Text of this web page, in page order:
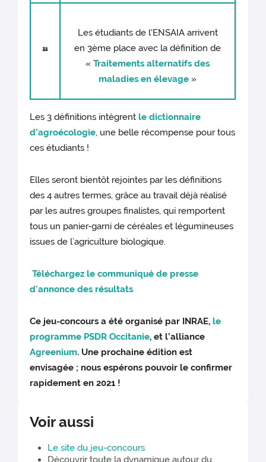
Les étudiants de l'ENSAIA arrivent
en 3ème place avec la définition de
«Traitements alternatifs des
maladies en élevage »
Les 3 définitions intègrentle dictionnaire
d’agroécologie, une belle récompense pour tous
ces étudiants !
Elles seront bientôt rejointes par les définitions
des 4 autres termes, grâce au travail déjà réalisé
par les autres groupes finalistes, qui remportent
tous un panier-garni de céréales et légumineuses
issues de l’agriculture biologique.
Téléchargez le communiqué de presse
d'annonce des résultats
Ce jeu-concours a été organisé par INRAE,le
programme PSDR Occitanie, et l’alliance
Agreenium. Une prochaine édition est
envisagée ; nous espérons pouvoir le confirmer
rapidement en 2021 !
Voir aussi
Le site du jeu-concours
Découvrir toute la dynamique autour du